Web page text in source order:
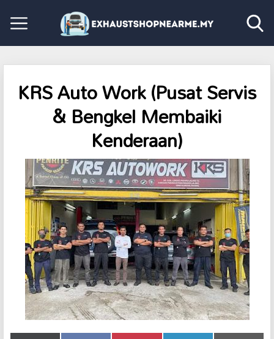
KRS Auto Work (Pusat Servis
& Bengkel Membaiki
Kenderaan)